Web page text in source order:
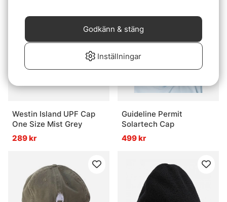
Westin Island UPF Cap
One Size Mist Grey
289 kr
Guideline Permit
Solartech Cap
499 kr
Inställningar
Godkänn & stäng